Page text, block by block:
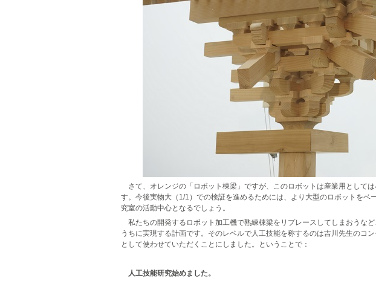
さて、オレンジの「ロボット棟梁」ですが、このロボットは産業用として
す。今後実物大（1/1）での検証を進めるためには、より大型のロボットを
究室の活動中心となるでしょう。
私たちの開発するロボット加工機で熟練棟梁をリプレースしてしまおうな
うちに実現する計画です。そのレベルで人工技能を称するのは吉川先生のコ
として使わせていただくことにしました。ということで：
人工技能研究始めました。